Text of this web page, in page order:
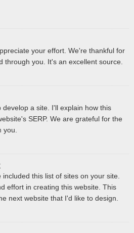
your effort. We're thankful for
through you. It's an excellent source.
a site. I'll explain how this
SERP. We are grateful for the
you.
this list of sites on your site.
effort in creating this website. This
next website that I'd like to design.